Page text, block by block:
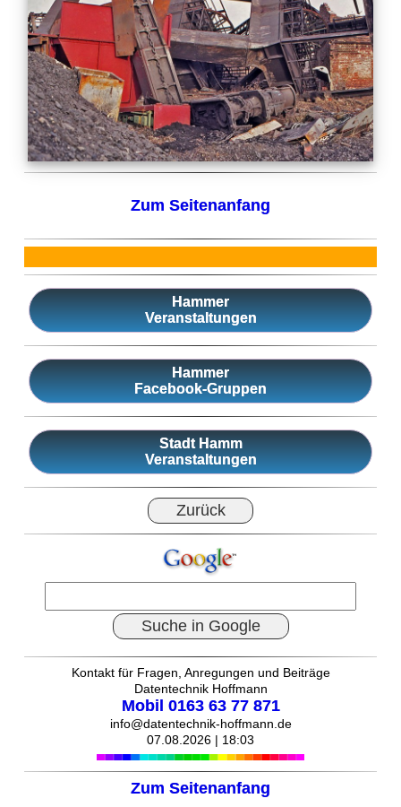
Zum Seitenanfang
Hammer
Veranstaltungen
Hammer
Facebook-Gruppen
Stadt Hamm
Veranstaltungen
Zurück
Suche in Google
Kontakt für Fragen, Anregungen und Beiträge
Datentechnik Hoffmann
Mobil 0163 63 77 871
info@datentechnik-hoffmann.de
07.08.2026 | 18:03
Zum Seitenanfang